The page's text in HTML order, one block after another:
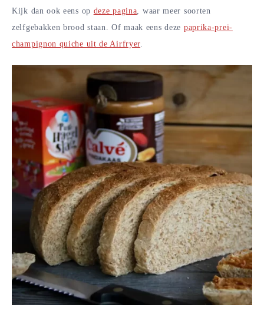
Kijk dan ook eens op deze pagina, waar meer soorten
zelfgebakken brood staan. Of maak eens deze paprika-prei-
champignon quiche uit de Airfryer.